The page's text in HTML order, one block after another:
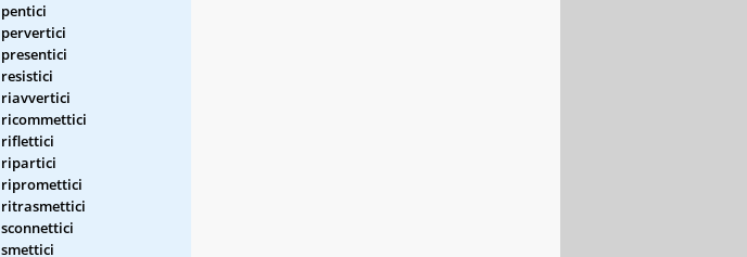
pentici
pervertici
presentici
resistici
riavvertici
ricommettici
riflettici
ripartici
ripromettici
ritrasmettici
sconnettici
smettici